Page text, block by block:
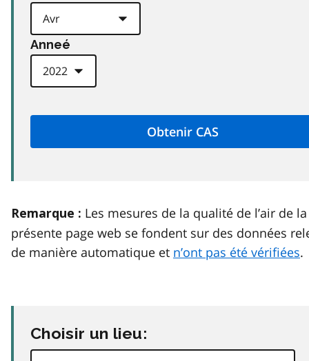
Anneé
Remarque : Les mesures de la qualité de l’air de la
présente page web se fondent sur des données
de manière automatique et n’ont pas été vérifiées.
Choisir un lieu: